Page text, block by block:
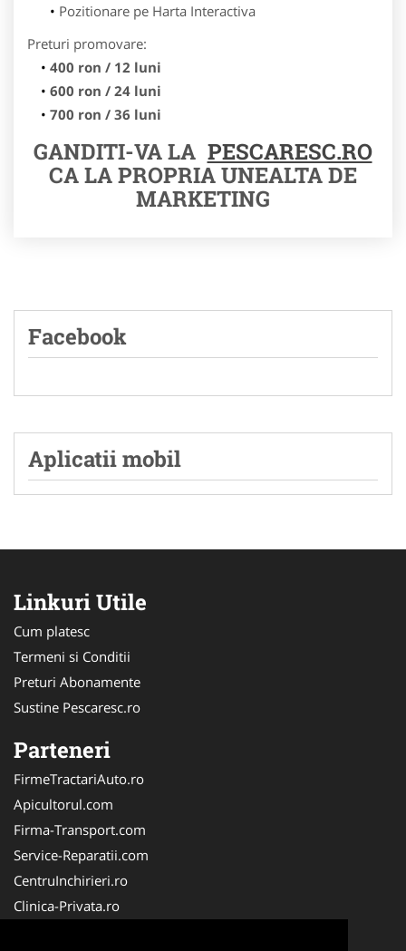
Pozitionare pe Harta Interactiva
Preturi promovare:
400 ron / 12 luni
600 ron / 24 luni
700 ron / 36 luni
GANDITI-VA LA PESCARESC.RO
CA LA PROPRIA UNEALTA DE
MARKETING
Facebook
Aplicatii mobil
Linkuri Utile
Cum platesc
Termeni si Conditii
Preturi Abonamente
Sustine Pescaresc.ro
Parteneri
FirmeTractariAuto.ro
Apicultorul.com
Firma-Transport.com
Service-Reparatii.com
CentruInchirieri.ro
Clinica-Privata.ro